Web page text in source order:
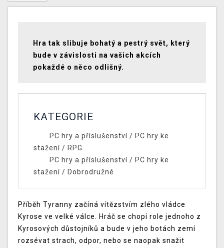
Hra tak slibuje bohatý a pestrý svět, který
bude v závislosti na vašich akcích
pokaždé o něco odlišný.
KATEGORIE
PC hry a příslušenství/ PC hry ke
stažení / RPG
PC hry a příslušenství/ PC hry ke
stažení / Dobrodružné
Příběh Tyranny začíná vítězstvím zlého vládce
Kyrose ve velké válce. Hráč se chopí role jednoho z
Kyrosových důstojníků a bude v jeho botách zemí
rozsévat strach, odpor, nebo se naopak snažit